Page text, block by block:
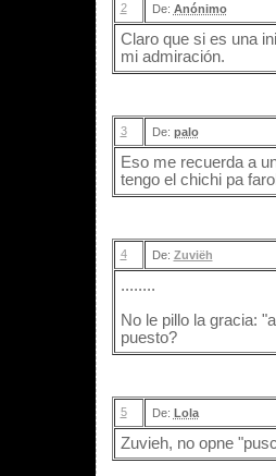
2 De: Anónimo
Claro que si es una
mi admiración.
3 De: palo
Eso me recuerda a
tengo el chichi pa
4 De: Zuviëh
........
No le pillo la gracia:
puesto?
5 De: Lola
Zuvieh, no opne